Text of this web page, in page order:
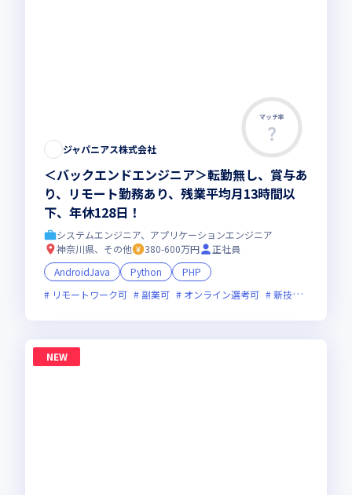
マッチ率
ジャパニアス株式会社
＜バックエンドエンジニア＞転勤無し、賞与あ
り、リモート勤務あり、残業平均月13時間以
下、年休128日！
システムエンジニア、アプリケーションエンジニア
神奈川県、その他
380-600万円
正社員
AndroidJava
Python
PHP
リモートワーク可
副業可 オンライン選考可 新技術に積極的
NEW